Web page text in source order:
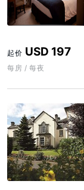
起价 USD 197
每房 / 每夜